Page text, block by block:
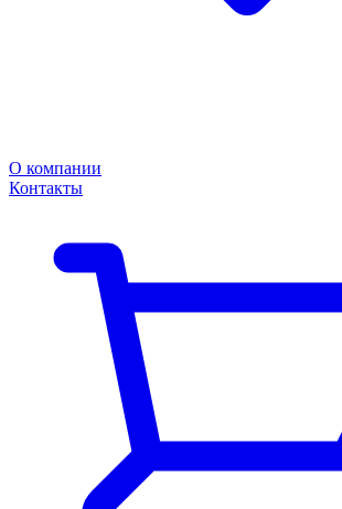
О компании
Контакты